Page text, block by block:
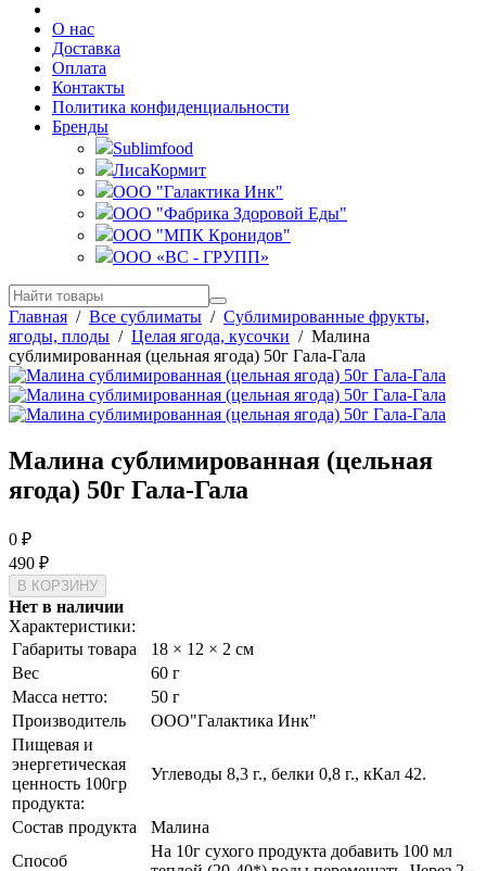
О нас
Доставка
Оплата
Контакты
Политика конфиденциальности
Бренды
Sublimfood
ЛисаКормит
ООО "Галактика Инк"
ООО "Фабрика Здоровой Еды"
ООО "МПК Кронидов"
ООО «ВС - ГРУПП»
Главная / Все сублиматы / Сублимированные фрукты,
ягоды, плоды / Целая ягода, кусочки / Малина
сублимированная (цельная ягода) 50г Гала-Гала
Малина сублимированная (цельная
ягода) 50г Гала-Гала
0 ₽
490 ₽
Нет в наличии
Характеристики:
Габариты товара
18 × 12 × 2 см
Вес
60 г
Масса нетто:
50 г
Производитель
ООО"Галактика Инк"
Пищевая и
энергетическая
ценность 100гр
продукта:
Углеводы 8,3 г., белки 0,8 г., кКал 42.
Состав продукта
Малина
Способ
На 10г сухого продукта добавить 100 мл